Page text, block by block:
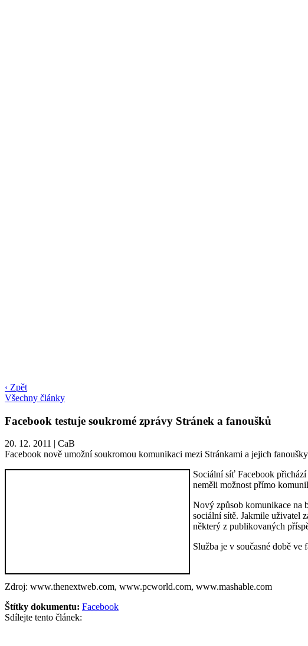
‹ Zpět
Všechny články
Facebook testuje soukromé zprávy Stránek a fanoušků
20. 12. 2011 | CaB
Facebook nově umožní soukromou komunikaci mezi Stránkami a jejich
Sociální síť Facebook
neměli možnost přímo
Nový způsob komunikace na
sociální sítě. Jakmile uživatel
některý z publikovaných
Služba je v současné době ve
Zdroj: www.thenextweb.com, www.pcworld.com, www.mashable.com
Štítky dokumentu: Facebook
Sdílejte tento článek: